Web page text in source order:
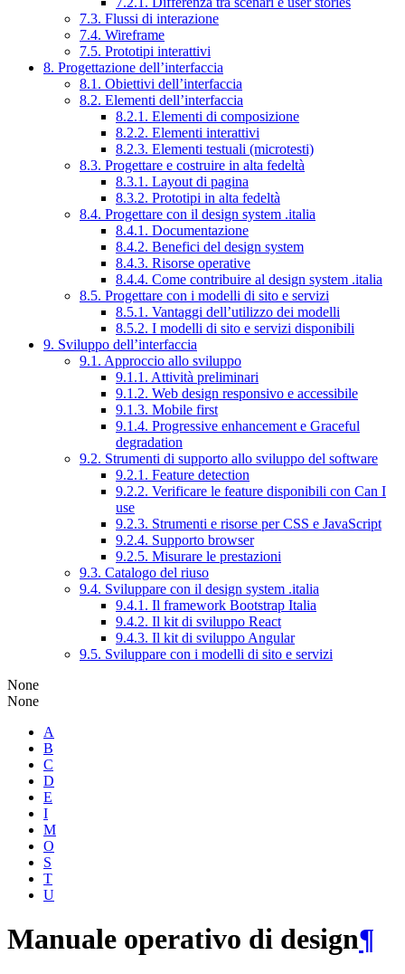
7.3. Flussi di interazione
7.4. Wireframe
7.5. Prototipi interattivi
8. Progettazione dell’interfaccia
8.1. Obiettivi dell’interfaccia
8.2. Elementi dell’interfaccia
8.2.1. Elementi di composizione
8.2.2. Elementi interattivi
8.2.3. Elementi testuali (microtesti)
8.3. Progettare e costruire in alta fedeltà
8.3.1. Layout di pagina
8.3.2. Prototipi in alta fedeltà
8.4. Progettare con il design system .italia
8.4.1. Documentazione
8.4.2. Benefici del design system
8.4.3. Risorse operative
8.4.4. Come contribuire al design system .italia
8.5. Progettare con i modelli di sito e servizi
8.5.1. Vantaggi dell’utilizzo dei modelli
8.5.2. I modelli di sito e servizi disponibili
9. Sviluppo dell’interfaccia
9.1. Approccio allo sviluppo
9.1.1. Attività preliminari
9.1.2. Web design responsivo e accessibile
9.1.3. Mobile first
9.1.4. Progressive enhancement e Graceful
degradation
9.2. Strumenti di supporto allo sviluppo del software
9.2.1. Feature detection
9.2.2. Verificare le feature disponibili con Can I
use
9.2.3. Strumenti e risorse per CSS e JavaScript
9.2.4. Supporto browser
9.2.5. Misurare le prestazioni
9.3. Catalogo del riuso
9.4. Sviluppare con il design system .italia
9.4.1. Il framework Bootstrap Italia
9.4.2. Il kit di sviluppo React
9.4.3. Il kit di sviluppo Angular
9.5. Sviluppare con i modelli di sito e servizi
None
None
A
B
C
D
E
I
M
O
S
T
U
Manuale operativo di design¶